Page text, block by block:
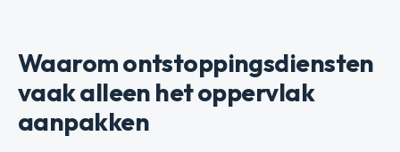
Waarom ontstoppingsdiensten
vaak alleen het oppervlak
aanpakken